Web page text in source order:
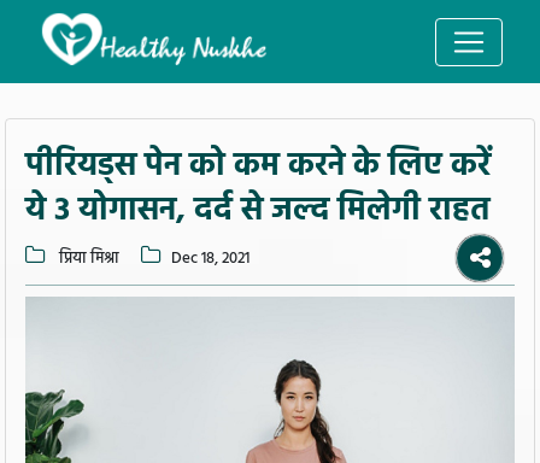
पीरियड्स पेन को कम करने के लिए करें
ये 3 योगासन, दर्द से जल्द मिलेगी राहत
प्रिया मिश्रा Dec 18, 2021